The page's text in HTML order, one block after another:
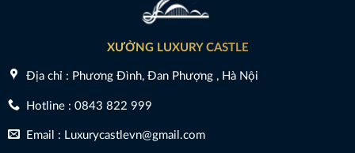
XƯỞNG LUXURY CASTLE
Địa chỉ : Phương Đình, Đan Phượng , Hà Nội
Hotline : 0843 822 999
Email : Luxurycastlevn@gmail.com